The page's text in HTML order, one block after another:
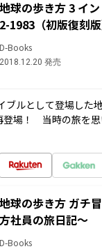
地球の歩き方 3 イ
2-1983（初版復刻版
D-Books
2018.12.20 発売
ブルとして登場した
登場！ 当時の旅を
地球の歩き方 ガチ
方社員の旅日記～
D-Books